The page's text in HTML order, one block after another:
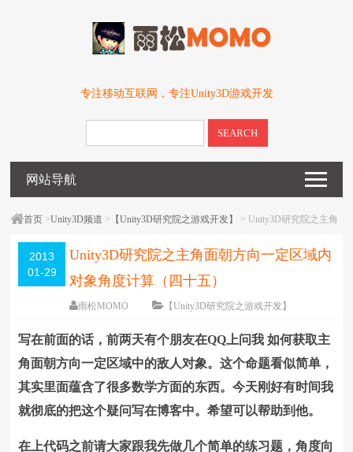
专注移动互联网，专注Unity3D游戏开发
SEARCH
网站导航
首页 >Unity3D频道 > 【Unity3D研究院之游戏开发】
> Unity3D研究院之主角
2013
01-29
Unity3D研究院之主角面朝方向一定区域内
对象角度计算（四十五）
雨松MOMO
【Unity3D研究院之游戏开发】
编辑日期：2013-04-07 字体：大 中小
写在前面的话，前两天有个朋友在QQ上问我 如何获取主
角面朝方向一定区域中的敌人对象。这个命题看似简单，
其实里面蕴含了很多数学方面的东西。今天刚好有时间我
就彻底的把这个疑问写在博客中。希望可以帮助到他。
在上代码之前请大家跟我先做几个简单的练习题，角度向